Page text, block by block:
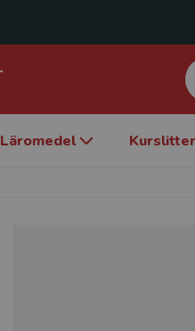
Läromedel